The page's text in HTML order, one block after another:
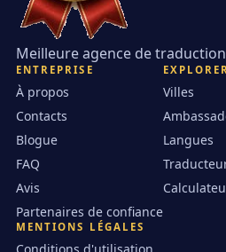
Meilleure agence de
ENTREPRISE
À propos
Contacts
Blogue
FAQ
Avis
Partenaires de confiance
Villes
Langues
MENTIONS LÉGALES